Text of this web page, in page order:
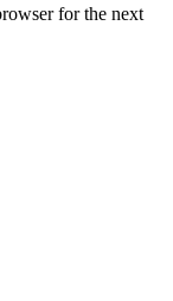
for the next